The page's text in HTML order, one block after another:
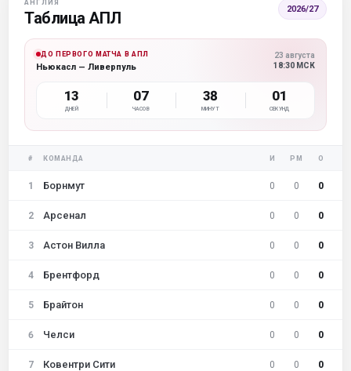
АНГЛИЯ
Таблица АПЛ 2026/27
ДО ПЕРВОГО МАТЧА В АПЛ
Ньюкасл — Ливерпуль
23 августа
18:30 МСК
13
ДНЕЙ
07
ЧАСОВ
38
МИНУТ
00
СЕКУНД
# КОМАНДА И РМ О
1 Борнмут 0 0 0
2 Арсенал 0 0 0
3 Астон Вилла 0 0 0
4 Брентфорд 0 0 0
5 Брайтон 0 0 0
6 Челси 0 0 0
7 Ковентри Сити 0 0 0